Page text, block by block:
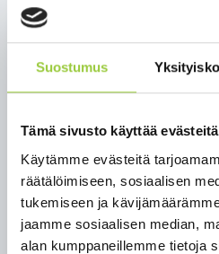
Suostumus
Tämä sivusto käyttää evästeitä
Käytämme evästeitä
räätälöimiseen, sosiaalisen
tukemiseen ja
jaamme sosiaalisen median,
alan kumppaneillemme tietoja
Kokeiluissa tavoitellaan
työllisyyden edistämisessä
valtion ja kuntien resursseja,
Tasavallan presidentti
kuntakokeiluja koskevan
voimaan 1.3.2021 ja kokeilu
30.6.2023.
TEM:n 30.12.2020 tiedote